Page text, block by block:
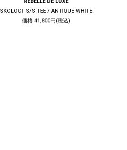
SKOLOCT S/S TEE / ANTIQUE WHITE
価格 41,800円(税込)